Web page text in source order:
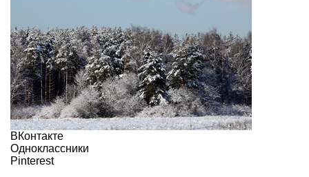
ВКонтакте
Одноклассники
Pinterest